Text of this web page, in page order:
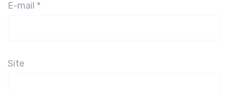
E-mail *
Site